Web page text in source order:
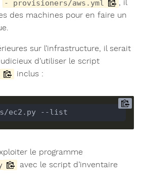
- provisioners/aws.yml
, il
des machines pour en faire un
sur l’infrastructure, il serait
d’utiliser le script
inclus :
ec2.py --list
le programme
avec le script d’inventaire